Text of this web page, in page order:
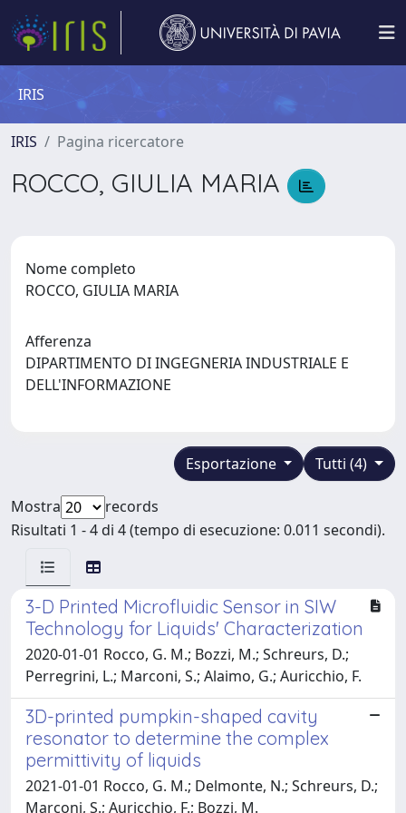
IRIS
IRIS Pagina ricercatore
ROCCO, GIULIA MARIA
Nome completo
ROCCO, GIULIA MARIA
Afferenza
DIPARTIMENTO DI INGEGNERIA INDUSTRIALE E
DELL'INFORMAZIONE
Tutti (4)
Esportazione
Mostra
records
Risultati 1 - 4 di 4 (tempo di esecuzione: 0.011 secondi).
3-D Printed Microfluidic Sensor in SIW
Technology for Liquids' Characterization
2020-01-01 Rocco, G. M.; Bozzi, M.; Schreurs, D.;
Perregrini, L.; Marconi, S.; Alaimo, G.; Auricchio, F.
3D-printed pumpkin-shaped cavity
resonator to determine the complex
permittivity of liquids
2021-01-01 Rocco, G. M.; Delmonte, N.; Schreurs, D.;
Marconi, S.; Auricchio, F.; Bozzi, M.